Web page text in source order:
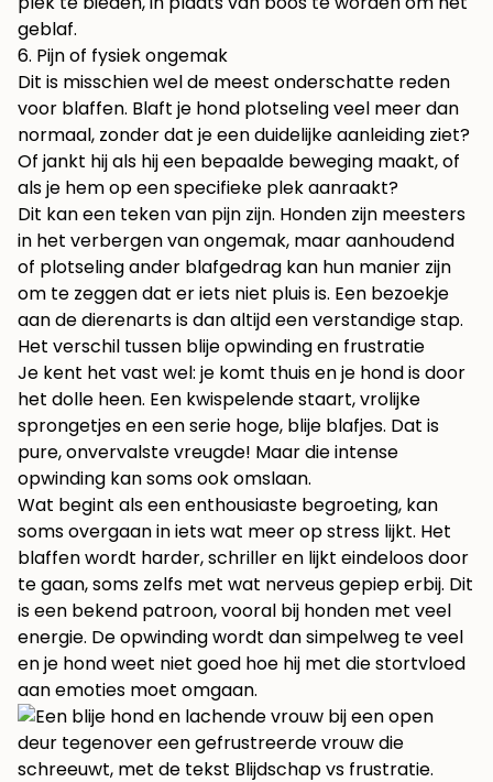
geblaf.
6. Pijn of fysiek ongemak
Dit is misschien wel de meest onderschatte reden
voor blaffen. Blaft je hond plotseling veel meer dan
normaal, zonder dat je een duidelijke aanleiding ziet?
Of jankt hij als hij een bepaalde beweging maakt, of
als je hem op een specifieke plek aanraakt?
Dit kan een teken van pijn zijn. Honden zijn meesters
in het verbergen van ongemak, maar aanhoudend
of plotseling ander blafgedrag kan hun manier zijn
om te zeggen dat er iets niet pluis is. Een bezoekje
aan de dierenarts is dan altijd een verstandige stap.
Het verschil tussen blije opwinding en frustratie
Je kent het vast wel: je komt thuis en je hond is door
het dolle heen. Een kwispelende staart, vrolijke
sprongetjes en een serie hoge, blije blafjes. Dat is
pure, onvervalste vreugde! Maar die intense
opwinding kan soms ook omslaan.
Wat begint als een enthousiaste begroeting, kan
soms overgaan in iets wat meer op stress lijkt. Het
blaffen wordt harder, schriller en lijkt eindeloos door
te gaan, soms zelfs met wat nerveus gepiep erbij. Dit
is een bekend patroon, vooral bij honden met veel
energie. De opwinding wordt dan simpelweg te veel
en je hond weet niet goed hoe hij met die stortvloed
aan emoties moet omgaan.